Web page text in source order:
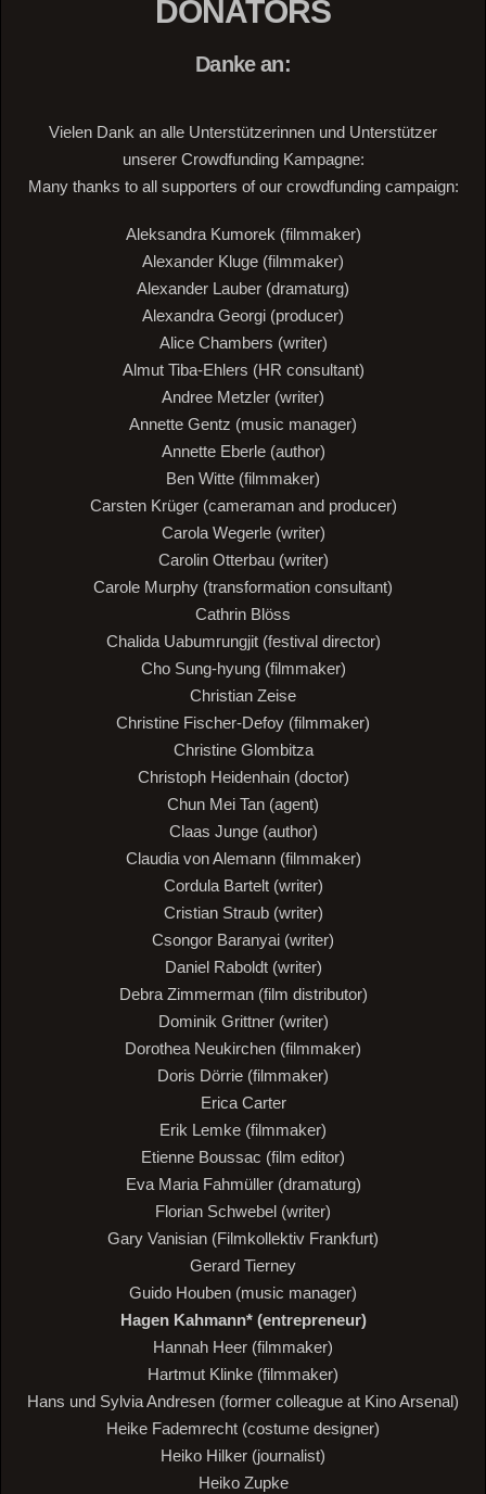
DONATORS
Danke an:
Vielen Dank an alle Unterstützerinnen und Unterstützer
unserer Crowdfunding Kampagne:
Many thanks to all supporters of our crowdfunding campaign:
Aleksandra Kumorek (filmmaker)
Alexander Kluge (filmmaker)
Alexander Lauber (dramaturg)
Alexandra Georgi (producer)
Alice Chambers (writer)
Almut Tiba-Ehlers (HR consultant)
Andree Metzler (writer)
Annette Gentz (music manager)
Annette Eberle (author)
Ben Witte (filmmaker)
Carsten Krüger (cameraman and producer)
Carola Wegerle (writer)
Carolin Otterbau (writer)
Carole Murphy (transformation consultant)
Cathrin Blöss
Chalida Uabumrungjit (festival director)
Cho Sung-hyung (filmmaker)
Christian Zeise
Christine Fischer-Defoy (filmmaker)
Christine Glombitza
Christoph Heidenhain (doctor)
Chun Mei Tan (agent)
Claas Junge (author)
Claudia von Alemann (filmmaker)
Cordula Bartelt (writer)
Cristian Straub (writer)
Csongor Baranyai (writer)
Daniel Raboldt (writer)
Debra Zimmerman (film distributor)
Dominik Grittner (writer)
Dorothea Neukirchen (filmmaker)
Doris Dörrie (filmmaker)
Erica Carter
Erik Lemke (filmmaker)
Etienne Boussac (film editor)
Eva Maria Fahmüller (dramaturg)
Florian Schwebel (writer)
Gary Vanisian (Filmkollektiv Frankfurt)
Gerard Tierney
Guido Houben (music manager)
Hagen Kahmann* (entrepreneur)
Hannah Heer (filmmaker)
Hartmut Klinke (filmmaker)
Hans und Sylvia Andresen (former colleague at Kino Arsenal)
Heike Fademrecht (costume designer)
Heiko Hilker (journalist)
Heiko Zupke